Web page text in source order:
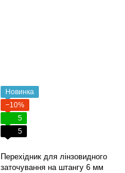
Новинка
−10%
5
5
Перехідник для лінзовидного
заточування на штангу 6 мм